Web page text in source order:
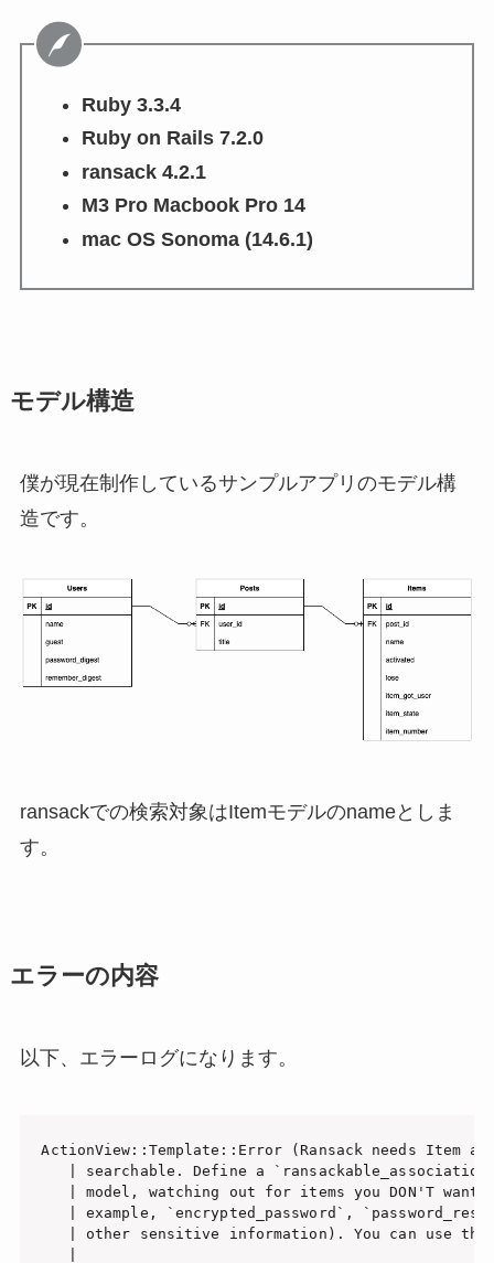
Ruby 3.3.4
Ruby on Rails 7.2.0
ransack 4.2.1
M3 Pro Macbook Pro 14
mac OS Sonoma (14.6.1)
モデル構造
僕が現在制作しているサンプルアプリのモデル構
造です。
ransackでの検索対象はItemモデルのnameとしま
す。
エラーの内容
以下、エラーログになります。
ActionView::Template::Error (Ransack needs
| searchable. Define a
| model, watching out for items you DON'T want
| example, `encrypted_password`,
| other sensitive information). You can use